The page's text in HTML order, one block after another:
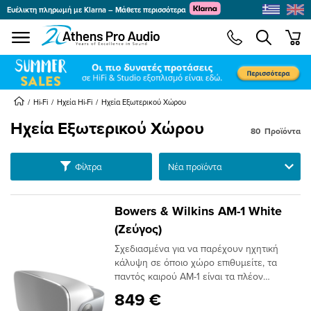
menu
Ευέλικτη πληρωμή με Klarna – Μάθετε περισσότερα
Hi-Fi Ηχεία Hi-Fi Ηχεία Εξωτερικού Χώρου
Ηχεία Εξωτερικού Χώρου
Φίλτρα Ταξινόμηση
80 Προϊόντα
Bowers & Wilkins AM-1 White
(Ζεύγος)
Σχεδιασμένα για να παρέχουν ηχητική
κάλυψη σε όποιο χώρο επιθυμείτε, τα
παντός καιρού ΑΜ-1 είναι τα πλέον
σήμερα! Ένας μοναδικός συνδυασμός
849 €